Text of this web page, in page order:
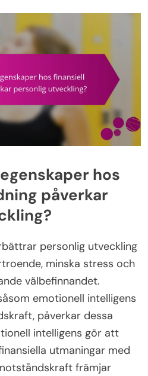
hos
påverkar
personlig utveckling
minska stress och
välbefinnandet.
emotionell intelligens
påverkar dessa
intelligens gör att
utmaningar med
främjar